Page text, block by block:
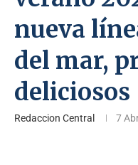
nueva
del mar,
deliciosos
Redaccion Central 7